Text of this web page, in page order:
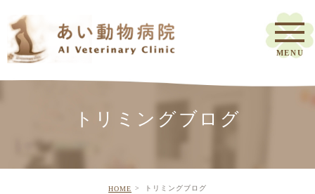
トリミングブログ
HOME トリミングブログ